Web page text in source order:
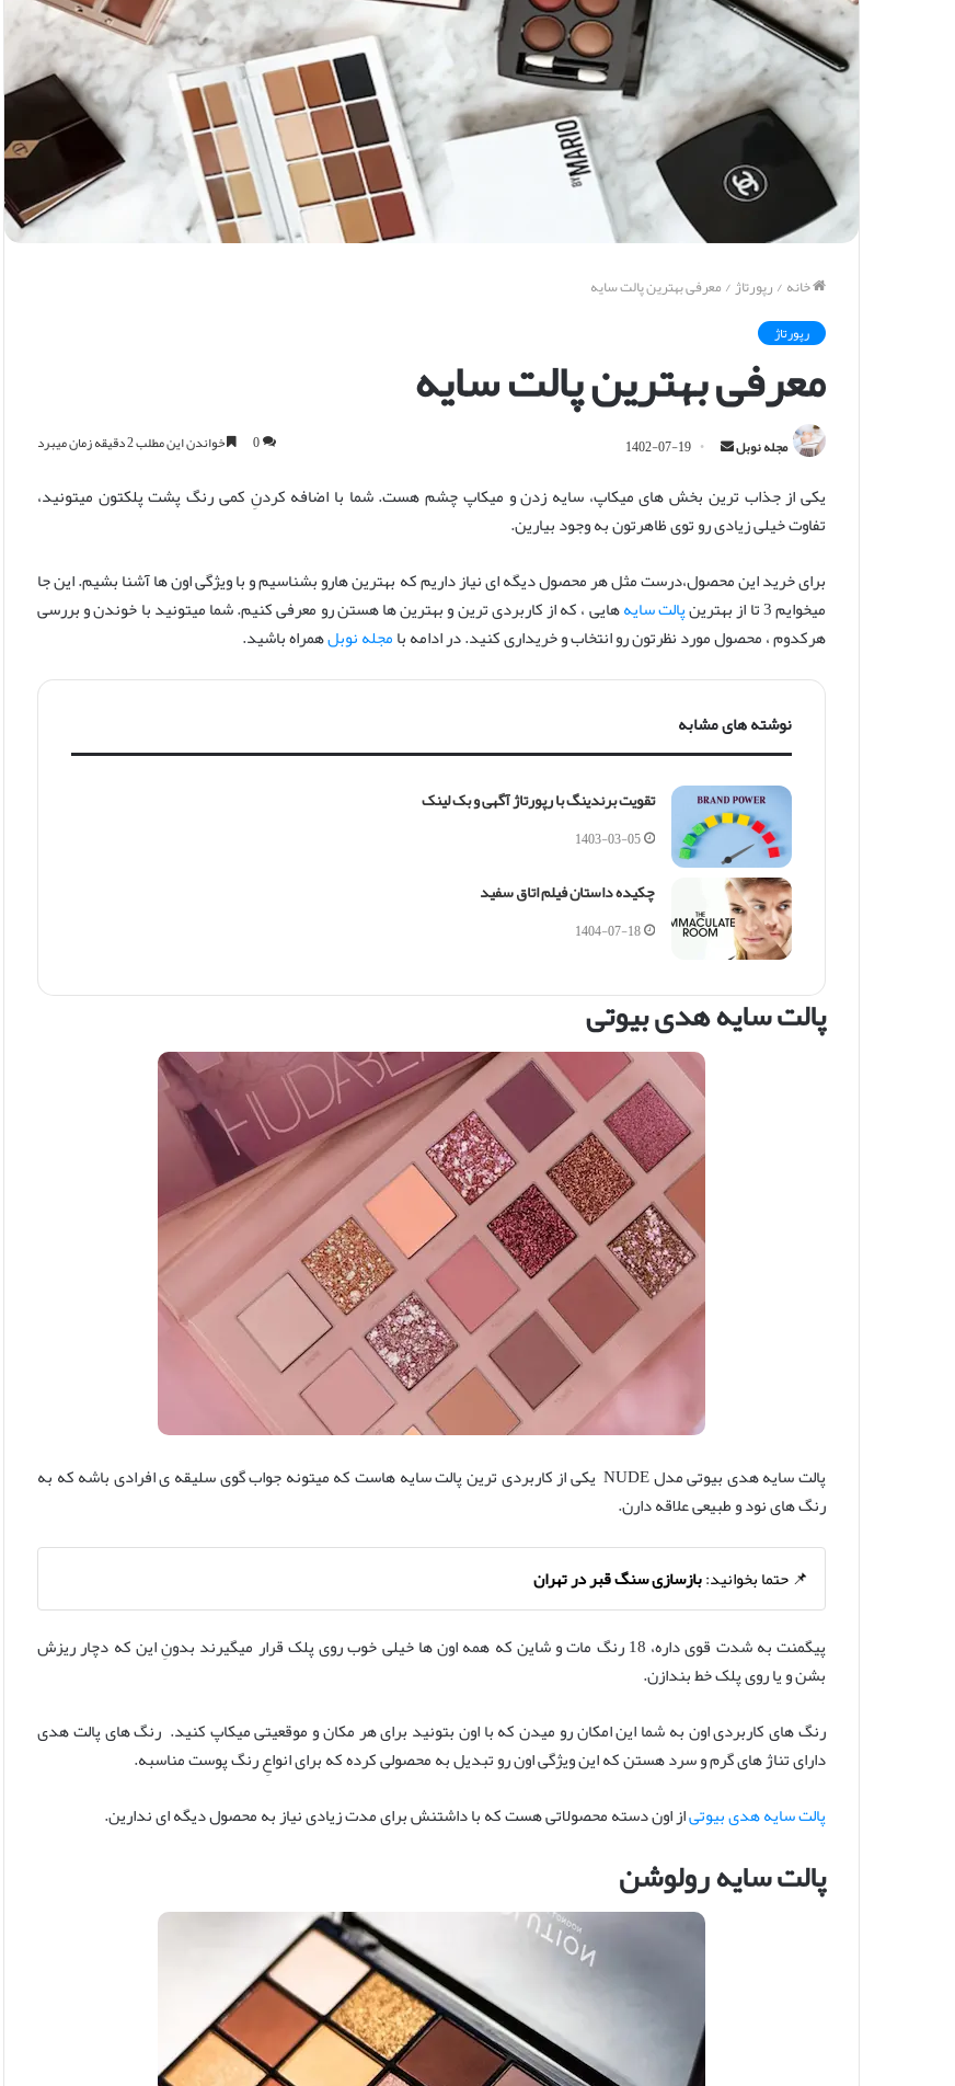
خانه/رپورتاژ/معرفی بهترین پالت سایه
رپورتاژ
معرفی بهترین پالت سایه
مجله نوبل
س
ا
ا
ی
ی
ل
1402-07-19
0 خواندن این مطلب 2 دقیقه زمان میبرد
یکی از جذاب ترین بخش های میکاپ، سایه زدن و میکاپ چشم هست. شما با اضافه کردنِ کمی رنگ پشت پلکتون میتونید،
تفاوت خیلی زیادی رو توی ظاهرتون به وجود بیارین.
برای خرید این محصول،درست مثل هر محصول دیگه ای نیاز داریم که بهترین هارو بشناسیم و با ویژگی اون ها آشنا بشیم. این جا
میخوایم 3 تا از بهترین
پالت سایههایی ، که از کاربردی ترین و بهترین ها هستن رو معرفی کنیم. شما میتونید با خوندن و بررسی
هرکدوم ، محصول مورد نظرتون رو انتخاب و خریداری کنید. در ادامه بامجله نوبلهمراه باشید.
نوشته های مشابه
تقویت برندینگ با رپورتاژ آگهی و بک لینک
1403-03-05
چکیده داستان فیلم اتاق سفید
1404-07-18
پالت سایه هدی بیوتی
پالت سایه هدی بیوتی مدل NUDE یکی از کاربردی ترین پالت سایه هاست که میتونه جواب گوی سلیقه ی افرادی باشه که به
رنگ های نود و طبیعی علاقه دارن.
📌 حتما بخوانید:بازسازی سنگ قبر در تهران
پیگمنت به شدت قوی داره، 18 رنگ مات و شاین که همه اون ها خیلی خوب روی پلک قرار میگیرند بدونِ این که دچار ریزش
بشن و یا روی پلک خط بندازن.
رنگ های کاربردی اون به شما این امکان رو میدن که با اون بتونید برای هر مکان و موقعیتی میکاپ کنید. رنگ های پالت هدی
دارای تناژ های گرم و سرد هستن که این ویژگی اون رو تبدیل به محصولی کرده که برای انواعِ رنگ پوست مناسبه.
پالت سایه هدی بیوتیاز اون دسته محصولاتی هست که با داشتنش برای مدت زیادی نیاز به محصول دیگه ای ندارین.
پالت سایه رولوشن